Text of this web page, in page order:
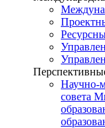
Научно-
совета